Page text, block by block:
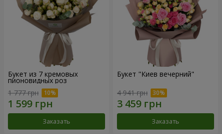
Букет из 7 кремовых
пионовидных роз
1 777 грн
Заказать
Букет "Киев вечерний"
4 941 грн
Заказать